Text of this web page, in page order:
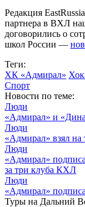
Редакция
партнера в ВХЛ
договорились о
школ России —
Теги:
ХК «Адмирал»
Спорт
Новости по теме:
Люди
«Адмирал» и
Люди
«Адмирал» взял
Люди
«Адмирал»
за три клуба КХЛ
Люди
«Адмирал»
Туры на Дальний